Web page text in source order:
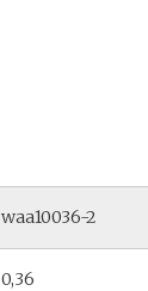
waa10036-2
0,36